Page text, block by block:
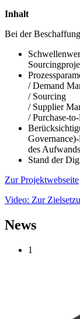
Inhalt
Bei der
/ Demand
/ Sourcing
/ Supplier
/ Purchase-
des Aufwands
Stand der
Zur Projektwebseite
Video: Zur
News
1